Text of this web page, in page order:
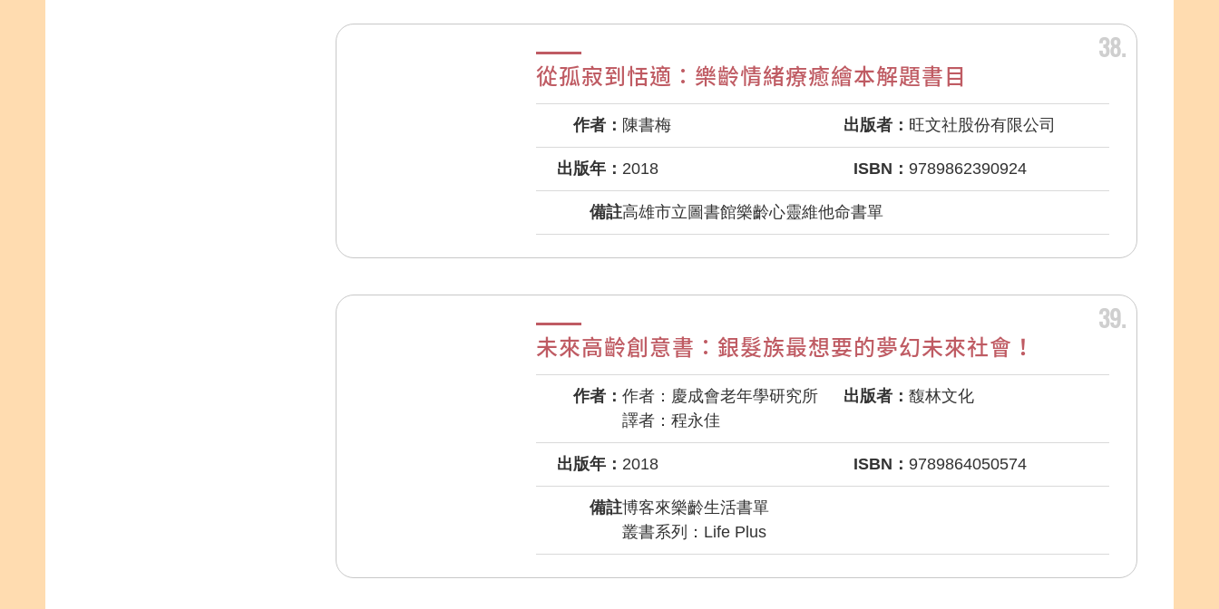
38
從孤寂到恬適：樂齡情緒療癒繪本解題書目
作者： 陳書梅 出版者： 旺文社股份有限公司
出版年： 2018 ISBN： 9789862390924
備註高雄市立圖書館樂齡心靈維他命書單
39
未來高齡創意書：銀髮族最想要的夢幻未來社會！
作者： 作者：慶成會老年學研究所
譯者：程永佳
出版者： 馥林文化
出版年： 2018 ISBN： 9789864050574
備註博客來樂齡生活書單
叢書系列：Life Plus